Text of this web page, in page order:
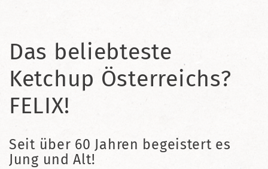
Das beliebteste
Ketchup Österreichs?
FELIX!
Seit über 60 Jahren begeistert es
Jung und Alt!